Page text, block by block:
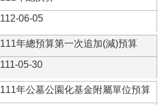
112-06-05
111年總預算第一次追加(減)預算
111-05-30
111年公墓公園化基金附屬單位預算